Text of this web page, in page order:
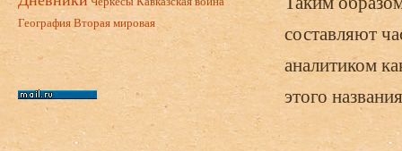
ГеографияВторая мировая
составляют
аналитиком
этого